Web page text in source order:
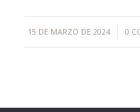
15 DE MARZO DE 2024
/ 0